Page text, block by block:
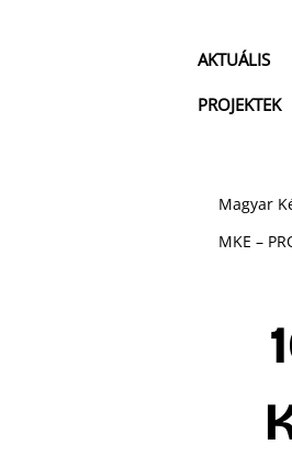
AKTUÁLIS
PROJEKTEK
Magyar
MKE –